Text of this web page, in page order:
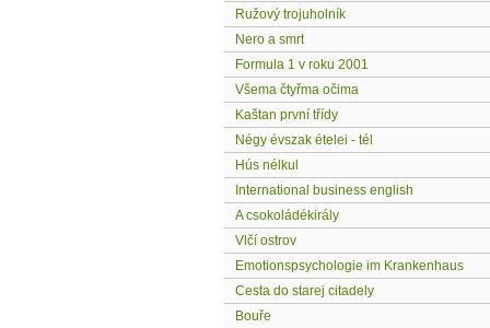
Ružový trojuholník
Nero a smrt
Formula 1 v roku 2001
Všema čtyřma očima
Kaštan první třídy
Négy évszak ételei - tél
Hús nélkul
International business english
A csokoládékirály
Vlčí ostrov
Emotionspsychologie im Krankenhaus
Cesta do starej citadely
Bouře